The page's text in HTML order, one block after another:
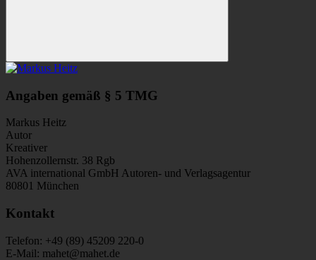
Suchen
Angaben gemäß § 5 TMG
Markus Heitz
Autor
Kreativer
Hohenzollernstr. 38 Rgb
AVA international GmbH Autoren- und Verlagsagentur
80801 München
Kontakt
Telefon: +49 (89) 45209 220-0
E-Mail: mahet@mahet.de